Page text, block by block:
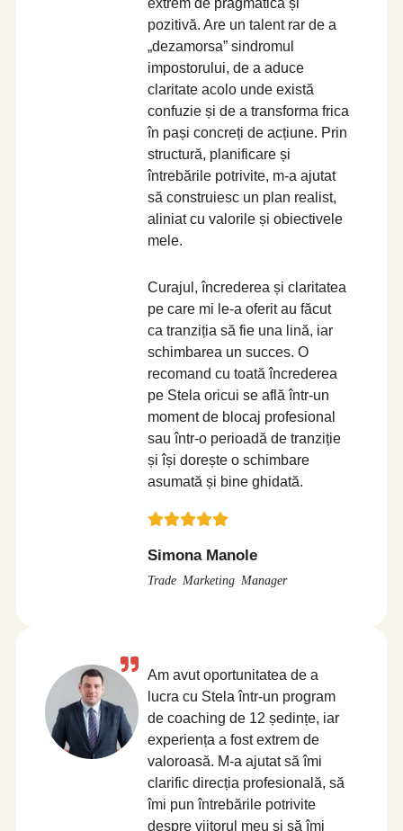
pozitivă. Are un talent rar de a
„dezamorsa” sindromul
impostorului, de a aduce
claritate acolo unde există
confuzie și de a transforma frica
în pași concreți de acțiune. Prin
structură, planificare și
întrebările potrivite, m-a ajutat
să construiesc un plan realist,
aliniat cu valorile și obiectivele
mele.
Curajul, încrederea și claritatea
pe care mi le-a oferit au făcut
ca tranziția să fie una lină, iar
schimbarea un succes. O
recomand cu toată încrederea
pe Stela oricui se află într-un
moment de blocaj profesional
sau într-o perioadă de tranziție
și își dorește o schimbare
asumată și bine ghidată.
Simona Manole
Trade Marketing Manager
Am avut oportunitatea de a
lucra cu Stela într-un program
de coaching de 12 ședințe, iar
experiența a fost extrem de
valoroasă. M-a ajutat să îmi
clarific direcția profesională, să
îmi pun întrebările potrivite
despre viitorul meu și să îmi